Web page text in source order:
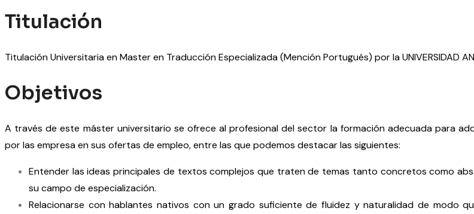
Titulación
Titulación Universitaria en Master en Traducción Especializada (Mención Portugués) por la UNIVERSIDAD
Objetivos
A través de este máster universitario se ofrece al profesional del sector la formación adecuada para
por las empresa en sus ofertas de empleo, entre las que podemos destacar las siguientes:
Entender las ideas principales de textos complejos que traten de temas tanto concretos como
su campo de especialización.
Relacionarse con hablantes nativos con un grado suficiente de fluidez y naturalidad de modo